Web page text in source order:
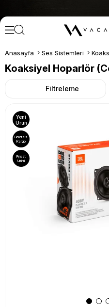
Anasayfa Ses Sistemleri
Koaksiyel Hoparlör
Filtreleme
Yeni
Ürün
Ücretsiz
Kargo
Fırsat
Ürünü